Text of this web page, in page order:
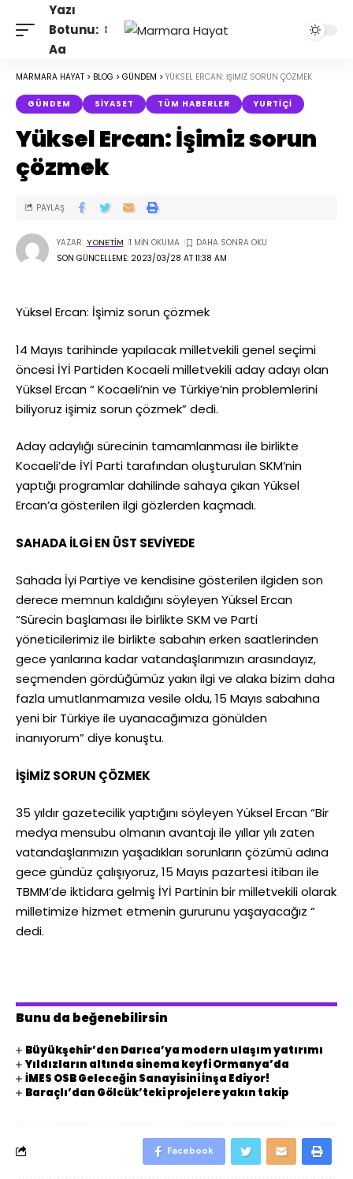
Yazı
Botunu:
Aa
MARMARA HAYAT > BLOG > GÜNDEM > YÜKSEL ERCAN: İŞIMIZ SORUN ÇÖZMEK
GÜNDEM SIYASET TÜM HABERLER YURTIÇI
Yüksel Ercan: İşimiz sorun
çözmek
SON GÜNCELLEME: 2023/03/28 AT 11:38 AM
YAZAR: YONETIM 1 MIN OKUMA
PAYLAŞ
Yüksel Ercan: İşimiz sorun çözmek
14 Mayıs tarihinde yapılacak milletvekili genel seçimi
öncesi İYİ Partiden Kocaeli milletvekili aday adayı olan
Yüksel Ercan “ Kocaeli’nin ve Türkiye’nin problemlerini
biliyoruz işimiz sorun çözmek” dedi.
Aday adaylığı sürecinin tamamlanması ile birlikte
Kocaeli’de İYİ Parti tarafından oluşturulan SKM’nin
yaptığı programlar dahilinde sahaya çıkan Yüksel
Ercan’a gösterilen ilgi gözlerden kaçmadı.
SAHADA İLGİ EN ÜST SEVİYEDE
Sahada İyi Partiye ve kendisine gösterilen ilgiden son
derece memnun kaldığını söyleyen Yüksel Ercan
“Sürecin başlaması ile birlikte SKM ve Parti
yöneticilerimiz ile birlikte sabahın erken saatlerinden
gece yarılarına kadar vatandaşlarımızın arasındayız,
seçmenden gördüğümüz yakın ilgi ve alaka bizim daha
fazla umutlanmamıza vesile oldu, 15 Mayıs sabahına
yeni bir Türkiye ile uyanacağımıza gönülden
inanıyorum” diye konuştu.
İŞİMİZ SORUN ÇÖZMEK
35 yıldır gazetecilik yaptığını söyleyen Yüksel Ercan “Bir
medya mensubu olmanın avantajı ile yıllar yılı zaten
vatandaşlarımızın yaşadıkları sorunların çözümü adına
gece gündüz çalışıyoruz, 15 Mayıs pazartesi itibarı ile
TBMM’de iktidara gelmiş İYİ Partinin bir milletvekili olarak
milletimize hizmet etmenin gururunu yaşayacağız “
dedi.
Bunu da beğenebilirsin
Büyükşehir’den Darıca’ya modern ulaşım yatırımı
Yıldızların altında sinema keyfi Ormanya’da
İMES OSB Geleceğin Sanayisini İnşa Ediyor!
Baraçlı’dan Gölcük’teki projelere yakın takip
Facebook